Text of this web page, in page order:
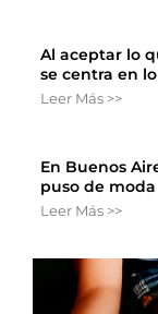
Al aceptar lo
se centra en
Leer Más >>
En Buenos
puso de moda
Leer Más >>